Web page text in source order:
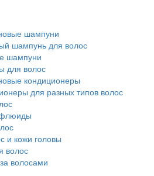
шампуни
шампунь для волос
шампуни
для волос
кондиционеры
для разных типов волос
и кожи головы
волос
волосами